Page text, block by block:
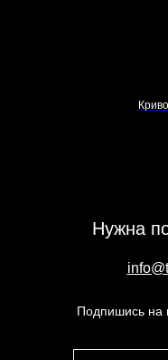
Нужна
Подпишись на